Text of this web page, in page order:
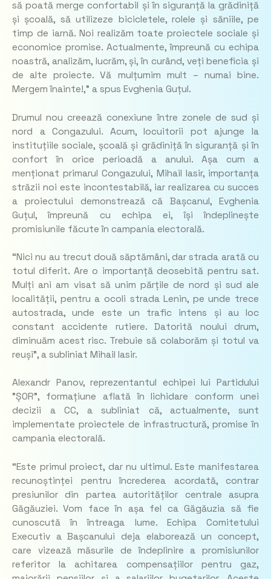
să poată merge confortabil și în siguranță la grădiniță
și școală, să utilizeze bicicletele, rolele și săniile, pe
timp de iarnă. Noi realizăm toate proiectele sociale și
economice promise. Actualmente, împreună cu echipa
noastră, analizăm, lucrăm, și, în curând, veți beneficia și
de alte proiecte. Vă mulțumim mult – numai bine.
Mergem înainte!,” a spus Evghenia Guțul.
Drumul nou creează conexiune între zonele de sud și
nord a Congazului. Acum, locuitorii pot ajunge la
instituțiile sociale, școală și grădiniță în siguranță și în
confort în orice perioadă a anului. Așa cum a
menționat primarul Congazului, Mihail Iasir, importanța
străzii noi este incontestabilă, iar realizarea cu succes
a proiectului demonstrează că Bașcanul, Evghenia
Guțul, împreună cu echipa ei, își îndeplinește
promisiunile făcute în campania electorală.
“Nici nu au trecut două săptămâni, dar strada arată cu
totul diferit. Are o importanță deosebită pentru sat.
Mulți ani am visat să unim părțile de nord și sud ale
localității, pentru a ocoli strada Lenin, pe unde trece
autostrada, unde este un trafic intens și au loc
constant accidente rutiere. Datorită noului drum,
diminuăm acest risc. Trebuie să colaborăm și totul va
reuși”, a subliniat Mihail Iasir.
Alexandr Panov, reprezentantul echipei lui Partidului
”ȘOR”, formațiune aflată în lichidare conform unei
decizii a CC, a subliniat că, actualmente, sunt
implementate proiectele de infrastructură, promise în
campania electorală.
“Este primul proiect, dar nu ultimul. Este manifestarea
recunoștinței pentru încrederea acordată, contrar
presiunilor din partea autorităților centrale asupra
Găgăuziei. Vom face în așa fel ca Găgăuzia să fie
cunoscută în întreaga lume. Echipa Comitetului
Executiv a Bașcanului deja elaborează un concept,
care vizează măsurile de îndeplinire a promisiunilor
referitor la achitarea compensațiilor pentru gaz,